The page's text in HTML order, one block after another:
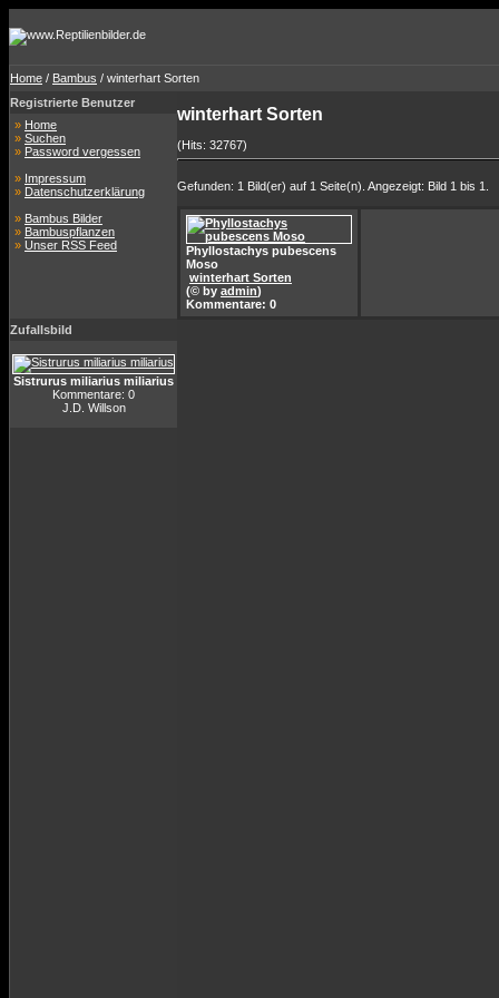
Home / Bambus / winterhart Sorten
Registrierte Benutzer
» Home
» Suchen
» Password vergessen
» Impressum
» Datenschutzerklärung
» Bambus Bilder
» Bambuspflanzen
» Unser RSS Feed
Zufallsbild
Sistrurus miliarius miliarius
Kommentare: 0
J.D. Willson
winterhart Sorten
(Hits: 32767)
Gefunden: 1 Bild(er) auf 1 Seite(n). Angezeigt: Bild 1 bis 1.
Phyllostachys pubescens
Moso
winterhart Sorten
(© by admin)
Kommentare: 0